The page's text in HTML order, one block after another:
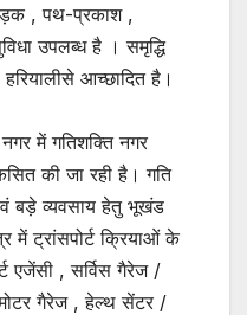
, पथ-प्रकाश ,
उपलब्ध है । समृद्धि
आच्छादित है।
में गतिशक्ति नगर
की जा रही है। गति
बड़े व्यवसाय हेतु भूखंड
में ट्रांसपोर्ट क्रियाओं के
एजेंसी , सर्विस गैरेज /
गैरेज , हेल्थ सेंटर /